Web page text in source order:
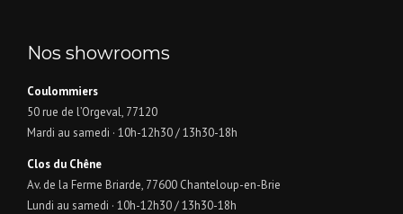
Nos showrooms
Coulommiers
50 rue de l’Orgeval, 77120
Mardi au samedi · 10h-12h30 / 13h30-18h
Clos du Chêne
Av. de la Ferme Briarde, 77600 Chanteloup-en-Brie
Lundi au samedi · 10h-12h30 / 13h30-18h